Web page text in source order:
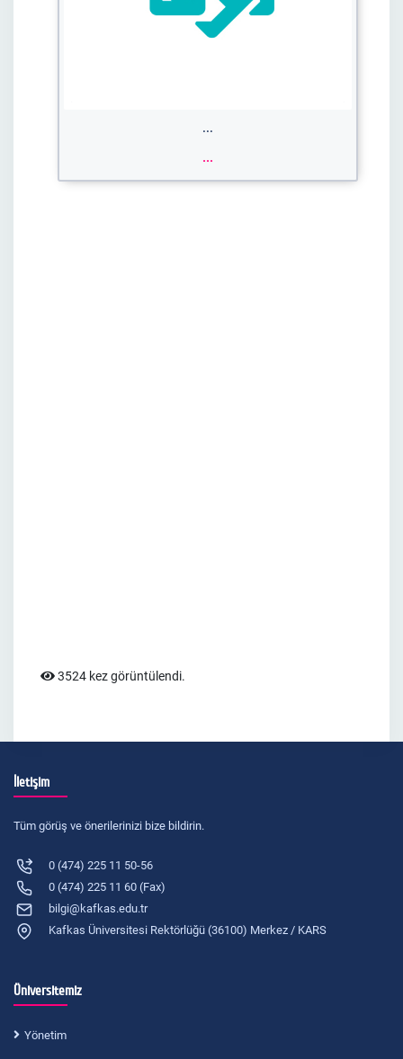
...
...
3524 kez görüntülendi.
İletişim
Tüm görüş ve önerilerinizi bize bildirin.
0 (474) 225 11 50-56
0 (474) 225 11 60 (Fax)
bilgi@kafkas.edu.tr
Kafkas Üniversitesi Rektörlüğü (36100) Merkez / KARS
Üniversitemiz
Yönetim